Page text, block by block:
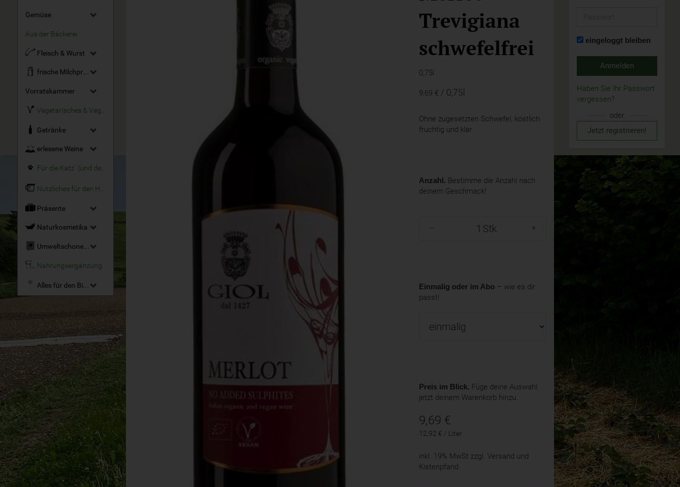
Gemüse
Aus der Bäckerei
Fleisch & Wurst
frische Milchprodukte
Vorratskammer
Getränke
erlesene Weine
Für die Katz´ (und den Hund)
Präsente
Naturkosmetika
Umweltschonende Reinigungsmittel
Nahrungsergänzung
Alles für den Bio-Garten
Trevigiana
schwefelfrei
0,75l
9,69 € / 0,75l
Ohne zugesetzten Schwefel, köstlich
fruchtig und klar
Anzahl. Bestimme die Anzahl nach
deinem Geschmack!
Stk
Einmalig oder im Abo – wie es dir
passt!
Preis im Blick. Füge deine Auswahl
jetzt deinem Warenkorb hinzu.
9,69 €
12,92 € / Liter
inkl. 19% MwSt zzgl. Versand und
Kistenpfand
eingeloggt bleiben
Anmelden
Haben Sie Ihr Passwort
vergessen?
oder
Jetzt registrieren!